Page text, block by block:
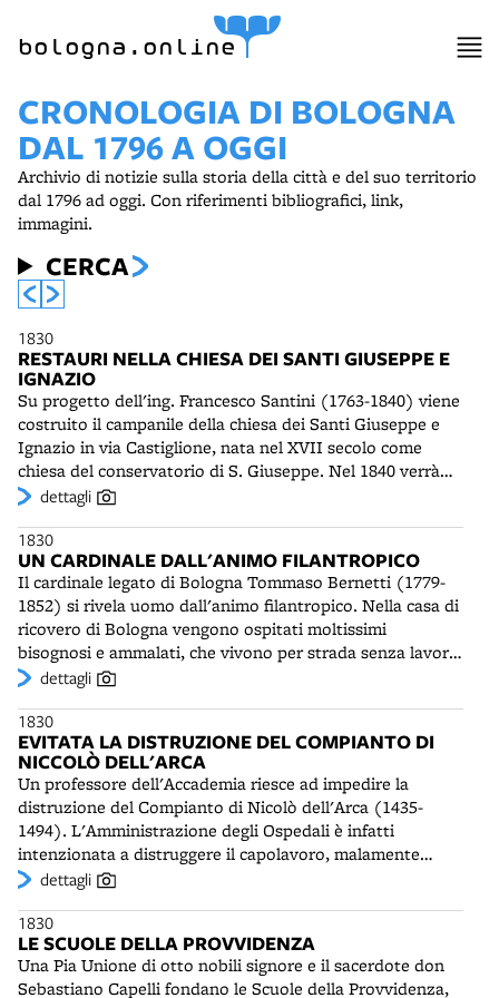
bologna.online
CRONOLOGIA DI BOLOGNA
DAL 1796 A OGGI
Archivio di notizie sulla storia della città e del suo territorio
dal 1796 ad oggi. Con riferimenti bibliografici, link,
immagini.
CERCA
1830
RESTAURI NELLA CHIESA DEI SANTI GIUSEPPE E
IGNAZIO
Su progetto dell'ing. Francesco Santini (1763-1840) viene
costruito il campanile della chiesa dei Santi Giuseppe e
Ignazio in via Castiglione, nata nel XVII secolo come
chiesa del conservatorio di S. Giuseppe. Nel 1840 verrà
rifatta la facciata all'angolo con via Borgo dell'Oro, opera
mentre nel 1880 sarà sistemato il pavimento. Nel 1930 la
chiesa sarà notevolmente ingrandita, con l'aggiunta di tre
cappelle e una nuova abside.
dettagli
1830
UN CARDINALE DALL'ANIMO FILANTROPICO
Il cardinale legato di Bologna Tommaso Bernetti (1779-
1852) si rivela uomo dall'animo filantropico. Nella casa di
ricovero di Bologna vengono ospitati moltissimi
bisognosi e ammalati, che vivono per strada senza lavoro
né cibo. Dato lo straordinario numero dei poveri, il
lui si deve inoltre la chiusura del carcere del Torrone,
ospitato fin dal 1352 nella torre all'angolo tra le attuali
via Ugo Bassi e via Venezian. Il fortilizio viene mozzato e
su via dei Vetturini è aperto un portone. La galera è
trasferita in San Giovanni in Monte. Nel 1874 vi sarà,
però, ancora rinchiuso l'agitatore anarchico Andrea
Costa, arrestato prima del fallito moto bakuniniano.
dettagli
1830
EVITATA LA DISTRUZIONE DEL COMPIANTO DI
NICCOLÒ DELL'ARCA
Un professore dell'Accademia riesce ad impedire la
distruzione del Compianto di Nicolò dell'Arca (1435-
1494). L'Amministrazione degli Ospedali è infatti
intenzionata a distruggere il capolavoro, malamente
conservato in un oscuro corridoio di via Drapperie, di
diverse mani di "orribile" vernice, nella luce incerta
dell'androne, le Marie piangenti sono diventate le
"burde", cioè le streghe, che turbano i sogni dei bambini
dettagli
1830
LE SCUOLE DELLA PROVVIDENZA
Una Pia Unione di otto nobili signore e il sacerdote don
Sebastiano Capelli fondano le Scuole della Provvidenza,